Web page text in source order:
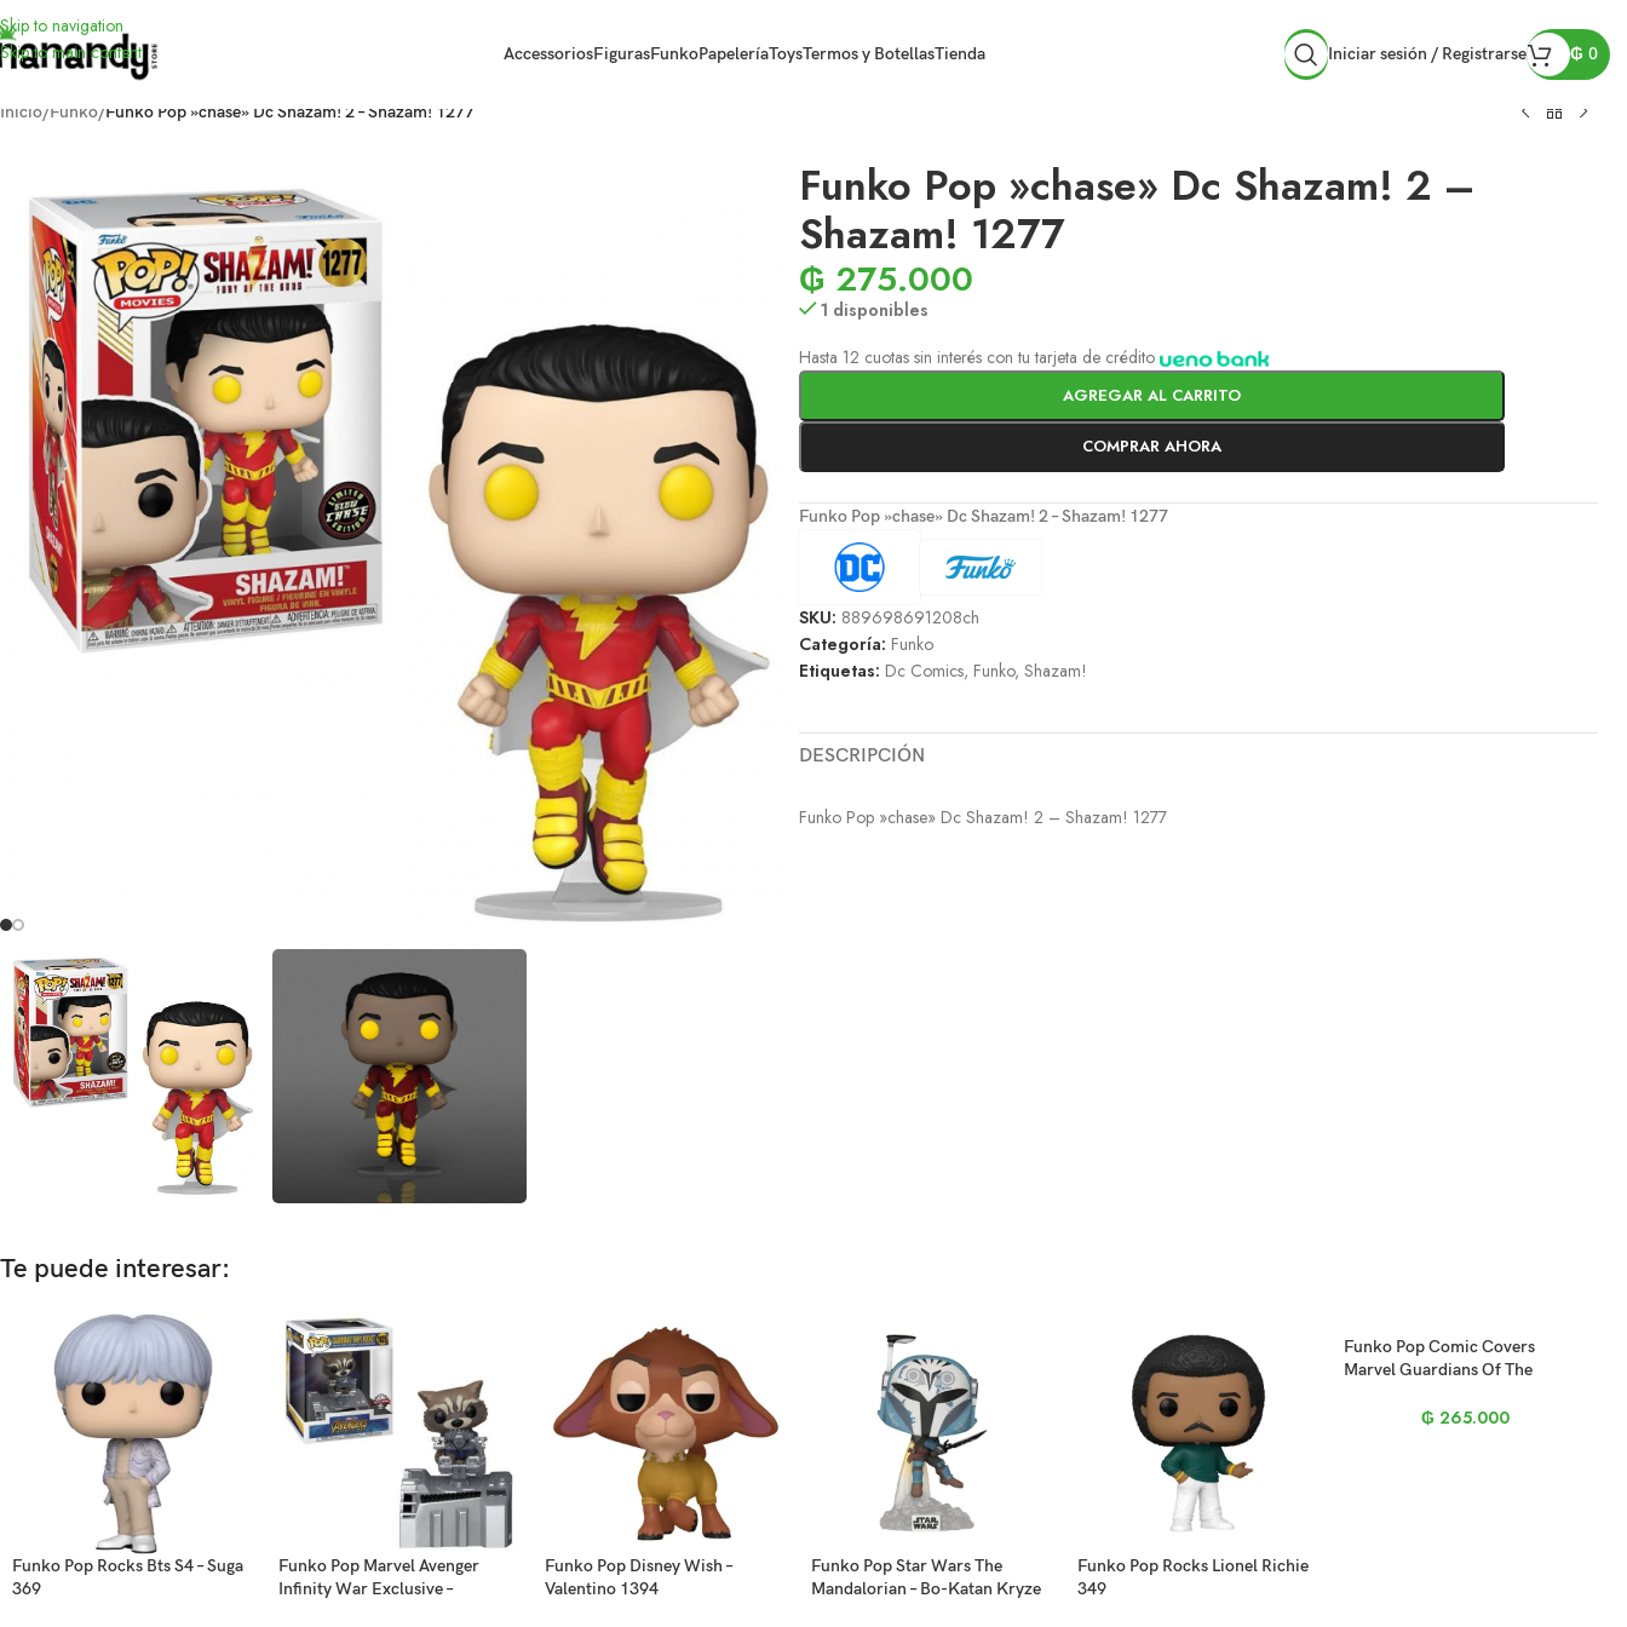
Skip to navigation
Skip to main content
AccessoriosFigurasFunkoPapeleríaToysTermos y BotellasTienda Iniciar sesión / Registrarse ₲ 0
Inicio/Funko/Funko Pop »chase» Dc Shazam! 2 – Shazam! 1277
Funko Pop »chase» Dc Shazam! 2 –
Shazam! 1277
₲ 275.000
1 disponibles
Hasta 12 cuotas sin interés con tu tarjeta de crédito
AGREGAR AL CARRITO
COMPRAR AHORA
Funko Pop »chase» Dc Shazam! 2 – Shazam! 1277
SKU: 889698691208ch
Categoría: Funko
Etiquetas: Dc Comics, Funko, Shazam!
DESCRIPCIÓN
Funko Pop »chase» Dc Shazam! 2 – Shazam! 1277
Te puede interesar:
Funko Pop Rocks Bts S4 – Suga
369
Funko Pop Marvel Avenger
Infinity War Exclusive –
Funko Pop Disney Wish –
Valentino 1394
Funko Pop Star Wars The
Mandalorian – Bo-Katan Kryze
Funko Pop Rocks Lionel Richie
349
Funko Pop Comic Covers
Marvel Guardians Of The
₲ 265.000